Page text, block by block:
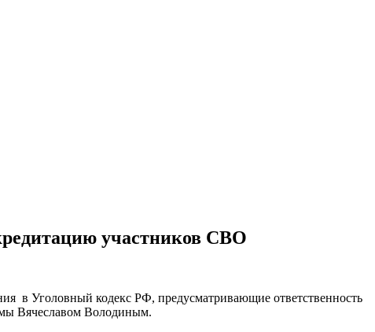
участников СВО
в Уголовный кодекс РФ, предусматривающие ответственность
Вячеславом Володиным.